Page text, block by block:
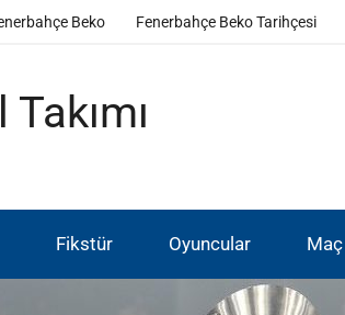
Beko Fenerbahçe Beko Tarihçesi
Fikstür Oyuncular